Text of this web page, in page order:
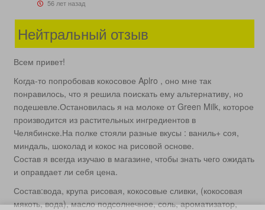
56 лет назад
Нейтральный отзыв
Всем привет!
Когда-то попробовав кокосовое Aplro , оно мне так
понравилось, что я решила поискать ему альтернативу, но
подешевле.Остановилась я на молоке от Green Milk, которое
производится из растительных ингредиентов в
Челябинске.На полке стояли разные вкусы : ваниль+ соя,
миндаль, шоколад и кокос на рисовой основе.
Состав я всегда изучаю в магазине, чтобы знать чего ожидать
и оправдает ли себя цена.
Состав:вода, крупа рисовая, кокосовые сливки, (кокосовая
мякоть, вода), масло подсолнечное, соль, ароматизатор,